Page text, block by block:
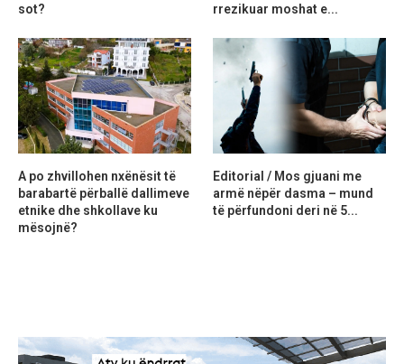
sot?
rrezikuar moshat e...
A po zhvillohen nxënësit të
barabartë përballë dallimeve
etnike dhe shkollave ku
mësojnë?
Editorial / Mos gjuani me
armë nëpër dasma – mund
të përfundoni deri në 5...